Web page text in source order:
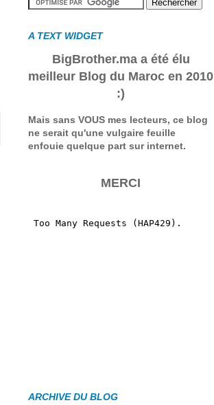
A TEXT WIDGET
BigBrother.ma a été élu
meilleur Blog du Maroc en 2010
:)
Mais sans VOUS mes lecteurs, ce blog
ne serait qu'une vulgaire feuille
enfouie quelque part sur internet.
MERCI
ARCHIVE DU BLOG